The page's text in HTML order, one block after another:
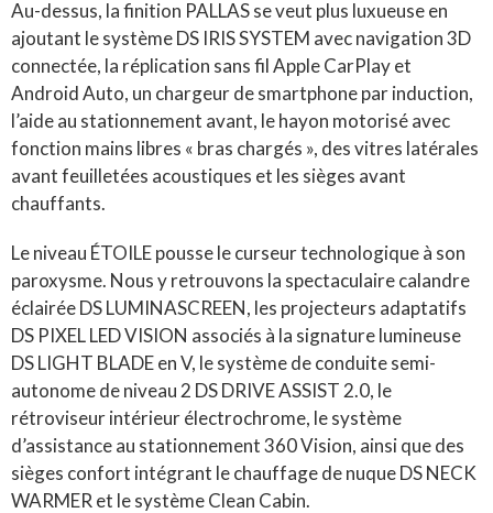
Au-dessus, la finition PALLAS se veut plus luxueuse en
ajoutant le système DS IRIS SYSTEM avec navigation 3D
connectée, la réplication sans fil Apple CarPlay et
Android Auto, un chargeur de smartphone par induction,
l’aide au stationnement avant, le hayon motorisé avec
fonction mains libres « bras chargés », des vitres latérales
avant feuilletées acoustiques et les sièges avant
chauffants.
Le niveau ÉTOILE pousse le curseur technologique à son
paroxysme. Nous y retrouvons la spectaculaire calandre
éclairée DS LUMINASCREEN, les projecteurs adaptatifs
DS PIXEL LED VISION associés à la signature lumineuse
DS LIGHT BLADE en V, le système de conduite semi-
autonome de niveau 2 DS DRIVE ASSIST 2.0, le
rétroviseur intérieur électrochrome, le système
d’assistance au stationnement 360 Vision, ainsi que des
sièges confort intégrant le chauffage de nuque DS NECK
WARMER et le système Clean Cabin.